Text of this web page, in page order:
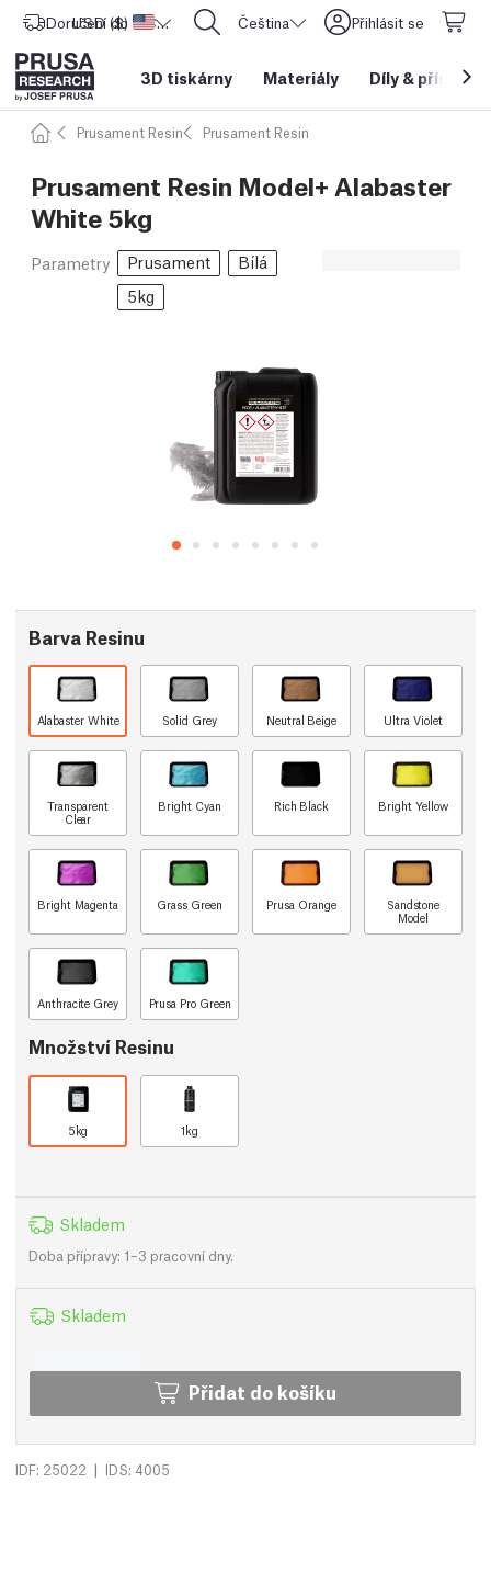
Doručení do Spojené státy americké
USD ($) CORE One L: Nyní skladem! Čeština Přihlásit se
3D tiskárny Materiály Díly &
Prusament Resin Prusament Resin
Prusament Resin Model+ Alabaster
White 5kg
Parametry Prusament
Bílá
5kg
Barva Resinu
Alabaster White Solid Grey Neutral Beige Ultra Violet
Transparent
Clear
Bright Cyan Rich Black Bright Yellow
Bright Magenta Grass Green Prusa Orange
Sandstone
Model
Anthracite Grey Prusa Pro Green
Množství Resinu
5kg 1kg
Skladem
Doba přípravy: 1–3 pracovní dny.
Skladem
Přidat do košíku
IDF: 25022 | IDS: 4005